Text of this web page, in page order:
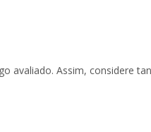
avaliado. Assim, considere